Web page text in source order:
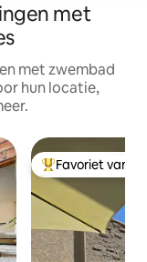
met
met zwembad
hun locatie,
Topfavoriet van
Favoriet van